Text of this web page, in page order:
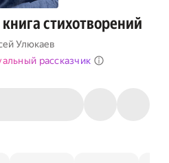
стихотворений
Улюкаев
рассказчик